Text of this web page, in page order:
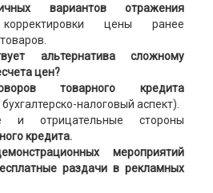
вариантов отражения
корректировки цены ранее
альтернатива сложному
цен?
товарного кредита
налоговый аспект).
и отрицательные стороны
кредита.
мероприятий
раздачи в рекламных